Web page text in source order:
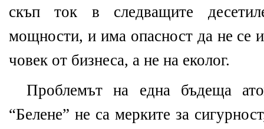
скъп ток в следващите
мощности, и има опасност да не се
човек от бизнеса, а не на еколог.
Проблемът на една бъдеща
“Белене” не са мерките за